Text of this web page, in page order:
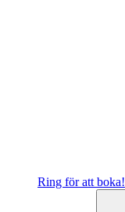
Ring för att boka!